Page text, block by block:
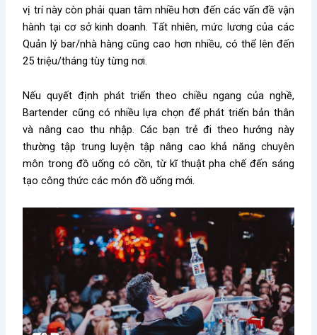
vị trí này còn phải quan tâm nhiều hơn đến các vấn đề vận
hành tại cơ sở kinh doanh. Tất nhiên, mức lương của các
Quản lý bar/nhà hàng cũng cao hơn nhiều, có thể lên đến
25 triệu/tháng tùy từng nơi.
Nếu quyết định phát triển theo chiều ngang của nghề,
Bartender cũng có nhiều lựa chọn để phát triển bản thân
và nâng cao thu nhập. Các bạn trẻ đi theo hướng này
thường tập trung luyện tập nâng cao khả năng chuyên
môn trong đồ uống có cồn, từ kĩ thuật pha chế đến sáng
tạo công thức các món đồ uống mới.